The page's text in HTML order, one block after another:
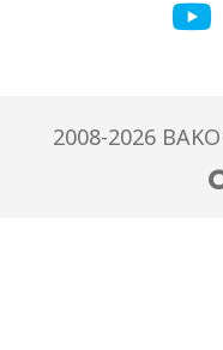
2008-2026